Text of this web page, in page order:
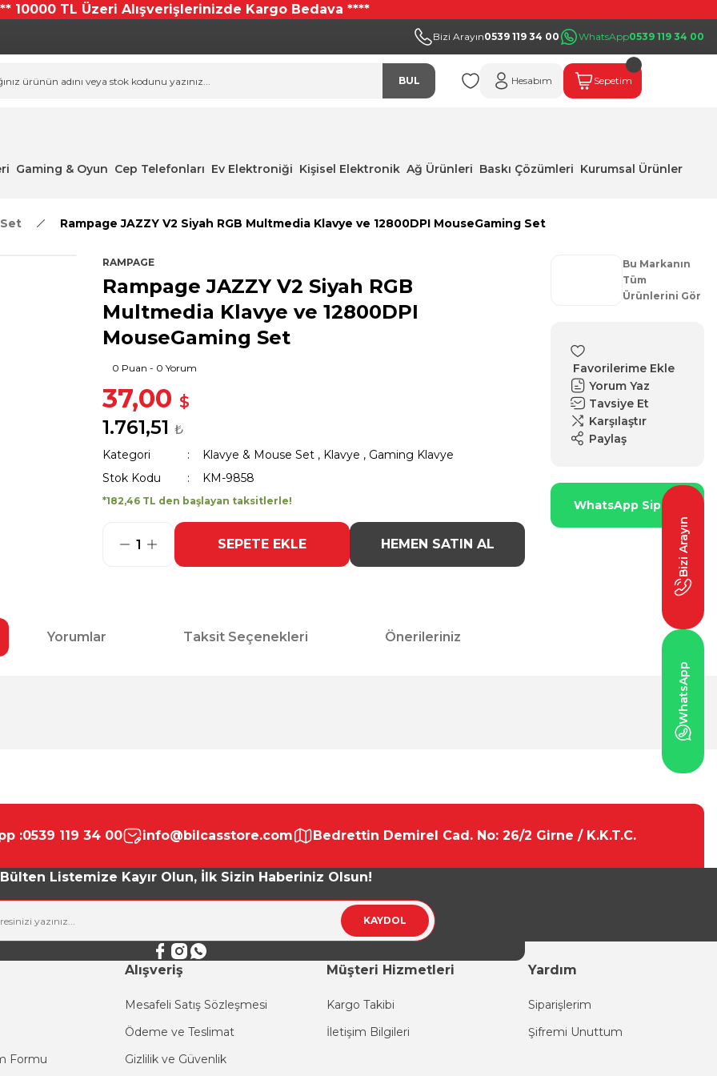
10000 TL Üzeri Alışverişlerinizde Kargo Bedava ****
Bizi Arayın0539 119 34 00 WhatsApp0539 119 34 00
BUL Hesabım Sepetim
Gaming & Oyun Cep Telefonları Ev Elektroniği Kişisel Elektronik Ağ Ürünleri Baskı Çözümleri Kurumsal Ürünler
Rampage JAZZY V2 Siyah RGB Multmedia Klavye ve 12800DPI MouseGaming Set
RAMPAGE
Rampage JAZZY V2 Siyah RGB
Multmedia Klavye ve 12800DPI
MouseGaming Set
0 Puan - 0 Yorum
37,00 $
1.761,51 ₺
Kategori Klavye & Mouse Set , Klavye , Gaming Klavye
Stok Kodu
KM-9858
*182,46 TL den başlayan taksitlerle!
SEPETE EKLE HEMEN SATIN AL
Bu Markanın
Tüm
Ürünlerini Gör
Yorum Yaz
Tavsiye Et
Karşılaştır
Paylaş
WhatsApp Sipariş
Yorumlar Taksit Seçenekleri Önerileriniz
Gönder
:0539 119 34 00 info@bilcasstore.com Bedrettin Demirel Cad. No: 26/2 Girne / K.K.T.C.
Listemize Kayır Olun, İlk Sizin Haberiniz Olsun!
KAYDOL
Formu
Alışveriş
Mesafeli Satış Sözleşmesi
Ödeme ve Teslimat
Gizlilik ve Güvenlik
Müşteri Hizmetleri
Kargo Takibi
İletişim Bilgileri
Yardım
Siparişlerim
Şifremi Unuttum
Bizi Arayın
WhatsApp